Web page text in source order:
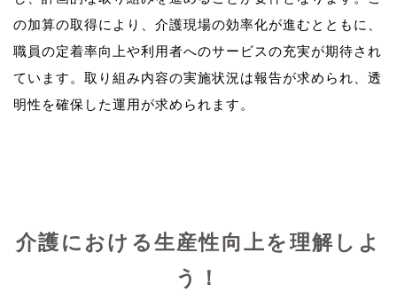
の加算の取得により、介護現場の効率化が進むとともに、
職員の定着率向上や利用者へのサービスの充実が期待され
ています。取り組み内容の実施状況は報告が求められ、透
介護における生産性向上を理解しよ
う！